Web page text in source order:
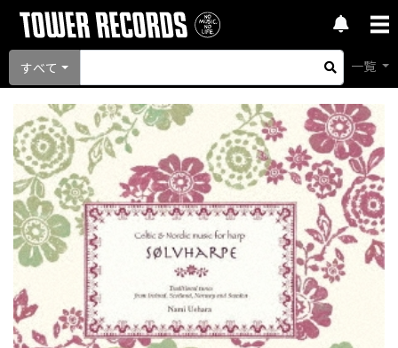
すべて 一覧